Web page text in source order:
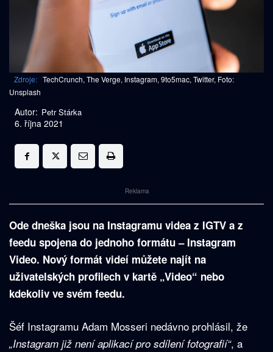
Zdroje: TechCrunch, The Verge, Instagram, 9to5mac, Twitter, Foto:
Unsplash
Autor: Petr Stárka
6. října 2021
Reklama
Ode dneška jsou na Instagramu videa z IGTV a z
feedu spojena do jednoho formátu – Instagram
Video. Nový formát videí můžete najít na
uživatelských profilech v kartě „Video“ nebo
kdekoliv ve svém feedu.
Šéf Instagramu Adam Mosseri nedávno prohlásil, že
„Instagram již není aplikací pro sdílení fotografií“, a